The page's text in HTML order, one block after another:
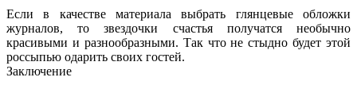
Если в качестве материала выбрать глянцевые обложки
журналов, то звездочки счастья получатся необычно
красивыми и разнообразными. Так что не стыдно будет этой
россыпью одарить своих гостей.
Заключение